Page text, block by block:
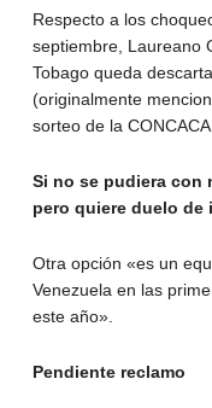
Respecto a los
septiembre, Laureano
Tobago queda
(originalmente
sorteo de la
Si no se pudiera con
pero quiere duelo de
Otra opción «es un
Venezuela en las
este año».
Pendiente reclamo